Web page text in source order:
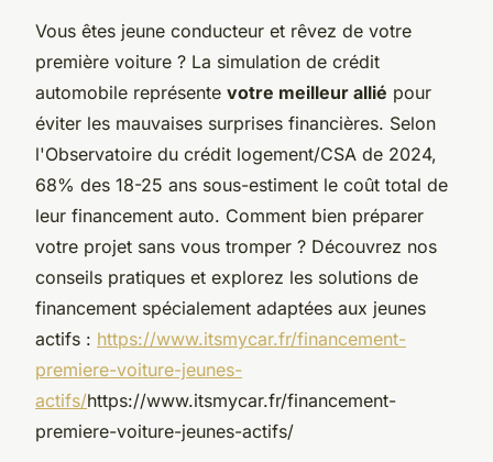
Vous êtes jeune conducteur et rêvez de votre
première voiture ? La simulation de crédit
automobile représente votre meilleur allié pour
éviter les mauvaises surprises financières. Selon
l'Observatoire du crédit logement/CSA de 2024,
68% des 18-25 ans sous-estiment le coût total de
leur financement auto. Comment bien préparer
votre projet sans vous tromper ? Découvrez nos
conseils pratiques et explorez les solutions de
financement spécialement adaptées aux jeunes
actifs : https://www.itsmycar.fr/financement-
premiere-voiture-jeunes-
actifs/https://www.itsmycar.fr/financement-
premiere-voiture-jeunes-actifs/